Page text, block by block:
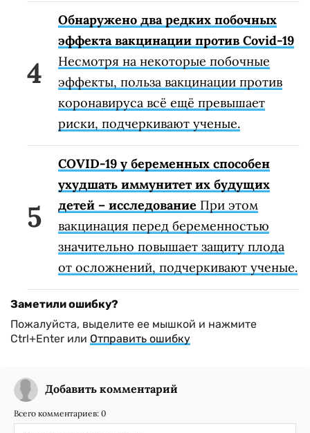
Обнаружено два редких побочных
эффекта вакцинации против Covid-19
Несмотря на некоторые побочные
эффекты, польза вакцинации против
коронавируса всё ещё превышает
риски, подчеркивают ученые.
COVID-19 у беременных способен
ухудшать иммунитет их будущих
детей – исследование При этом
вакцинация перед беременностью
значительно повышает защиту плода
от осложнений, подчеркивают ученые.
Заметили ошибку?
Пожалуйста, выделите ее мышкой и нажмите
Ctrl+Enter или Отправить ошибку
Добавить комментарий
Всего комментариев: 0